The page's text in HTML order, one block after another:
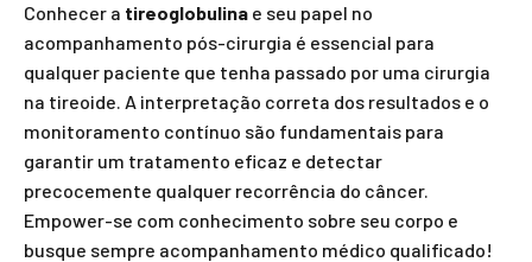
Conhecer a tireoglobulina e seu papel no
acompanhamento pós-cirurgia é essencial para
qualquer paciente que tenha passado por uma cirurgia
na tireoide. A interpretação correta dos resultados e o
monitoramento contínuo são fundamentais para
garantir um tratamento eficaz e detectar
precocemente qualquer recorrência do câncer.
Empower-se com conhecimento sobre seu corpo e
busque sempre acompanhamento médico qualificado!